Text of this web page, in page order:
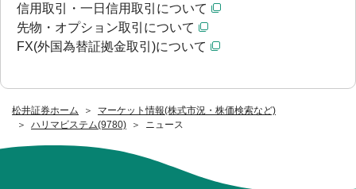
松井証券ホーム
マーケット情報(株式市況・株価検索など)
ハリマビステム(9780)
ニュース
信用取引・一日信用取引について
先物・オプション取引について
FX(外国為替証拠金取引)について